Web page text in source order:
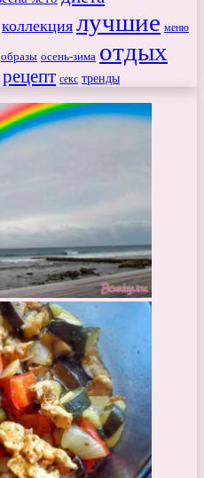
коллекция лучшие меню
образы осень-зима отдых
рецепт секс тренды